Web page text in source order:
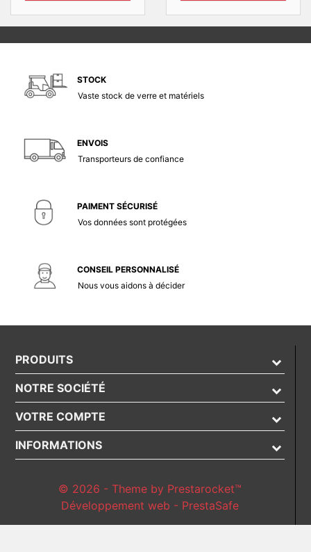
STOCK
Vaste stock de verre et matériels
ENVOIS
Transporteurs de confiance
PAIMENT SÉCURISÉ
Vos données sont protégées
CONSEIL PERSONNALISÉ
Nous vous aidons à décider
PRODUITS
NOTRE SOCIÉTÉ
VOTRE COMPTE
INFORMATIONS
© 2026 - Theme by Prestarocket™
Développement web - PrestaSafe